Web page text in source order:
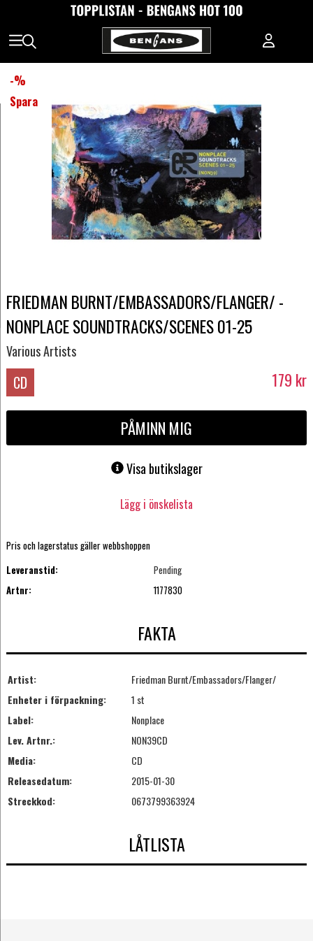
-%
Spara
FRIEDMAN BURNT/EMBASSADORS/FLANGER/ -
NONPLACE SOUNDTRACKS/SCENES 01-25
Various Artists
CD 179 kr
PÅMINN MIG
Visa butikslager
Lägg i önskelista
Pris och lagerstatus gäller webbshoppen
Leveranstid:
Pending
Artnr:
1177830
FAKTA
Artist:
Friedman Burnt/Embassadors/Flanger/
Enheter i förpackning:
1 st
Label:
Nonplace
Lev. Artnr.:
NON39CD
Media:
CD
Releasedatum:
2015-01-30
Streckkod:
0673799363924
LÅTLISTA